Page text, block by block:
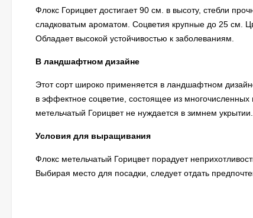
Флокс Горицвет достигает 90 см. в высоту, стебли
сладковатым ароматом. Соцветия крупные до 25 см.
Обладает высокой устойчивостью к заболеваниям.
В ландшафтном дизайне
Этот сорт широко применяется в ландшафтном
в эффектное соцветие, состоящее из
метельчатый Горицвет не нуждается в зимнем укрытии.
Условия для выращивания
Флокс метельчатый Горицвет порадует
Выбирая место для посадки, следует отдать